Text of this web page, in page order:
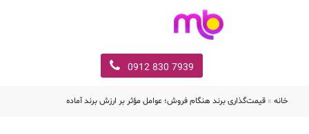
7939 830 0912
خانه » قیمت‌گذاری برند هنگام فروش؛ عوامل مؤثر بر ارزش برند آماده